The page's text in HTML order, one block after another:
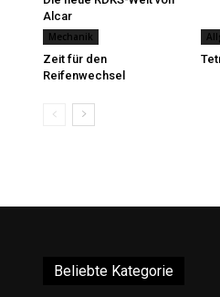
Alcar
Mechanik
Zeit für den
Reifenwechsel
Beliebte Kategorie